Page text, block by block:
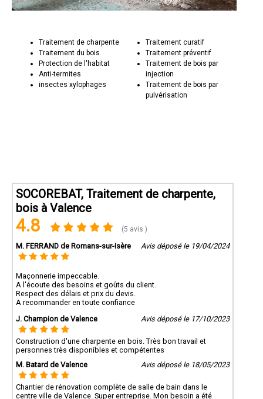
Traitement de charpente
Traitement du bois
Protection de l'habitat
Anti-termites
insectes xylophages
Traitement curatif
Traitement préventif
Traitement de bois par
injection
Traitement de bois par
pulvérisation
SOCOREBAT, Traitement de charpente,
bois à Valence
4.8 (5 avis )
M. FERRAND de Romans-sur-Isère Avis déposé le 19/04/2024
Maçonnerie impeccable.
A l'écoute des besoins et goûts du client.
Respect des délais et prix du devis.
A recommander en toute confiance
J. Champion de Valence
Avis déposé le 17/10/2023
Construction d'une charpente en bois. Très bon travail et
personnes très disponibles et compétentes
M. Batard de Valence
Avis déposé le 18/05/2023
Chantier de rénovation complète de salle de bain dans le
centre ville de Valence. Super entreprise. Mon besoin a été